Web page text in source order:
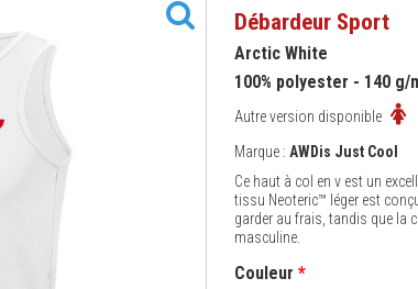
Débardeur Sport
Arctic White
100% polyester - 140 g/
Autre version disponible
Marque : AWDis Just Cool
Ce haut à col en v est un
tissu Neoteric™ léger est
garder au frais, tandis que la
masculine.
Couleur *